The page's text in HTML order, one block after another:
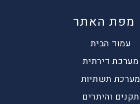
מפת האתר
עמוד הבית
מערכת דירתית
מערכת תשתיות
תקנים והיתרים